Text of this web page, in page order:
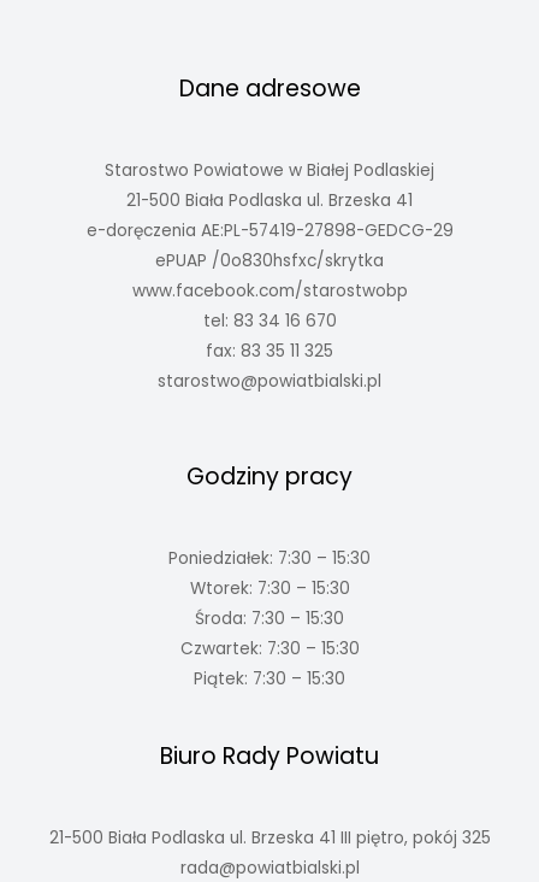
Dane adresowe
Starostwo Powiatowe w Białej Podlaskiej
21-500 Biała Podlaska ul. Brzeska 41
e-doręczenia AE:PL-57419-27898-GEDCG-29
ePUAP /0o830hsfxc/skrytka
www.facebook.com/starostwobp
tel: 83 34 16 670
fax: 83 35 11 325
starostwo@powiatbialski.pl
Godziny pracy
Poniedziałek: 7:30 – 15:30
Wtorek: 7:30 – 15:30
Środa: 7:30 – 15:30
Czwartek: 7:30 – 15:30
Piątek: 7:30 – 15:30
Biuro Rady Powiatu
21-500 Biała Podlaska ul. Brzeska 41 III piętro, pokój 325
rada@powiatbialski.pl